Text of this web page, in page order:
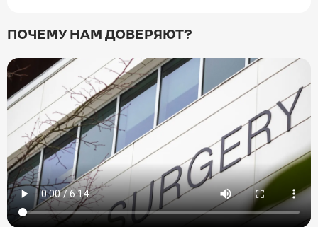
ПОЧЕМУ НАМ ДОВЕРЯЮТ?